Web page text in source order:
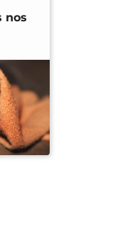
nos